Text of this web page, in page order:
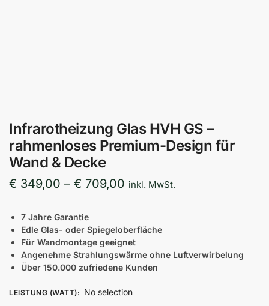
Infrarotheizung Glas HVH GS –
rahmenloses Premium-Design für
Wand & Decke
€ 349,00 – € 709,00 inkl. MwSt.
7 Jahre Garantie
Edle Glas- oder Spiegeloberfläche
Für Wandmontage geeignet
Angenehme Strahlungswärme ohne Luftverwirbelung
Über 150.000 zufriedene Kunden
LEISTUNG (WATT): No selection